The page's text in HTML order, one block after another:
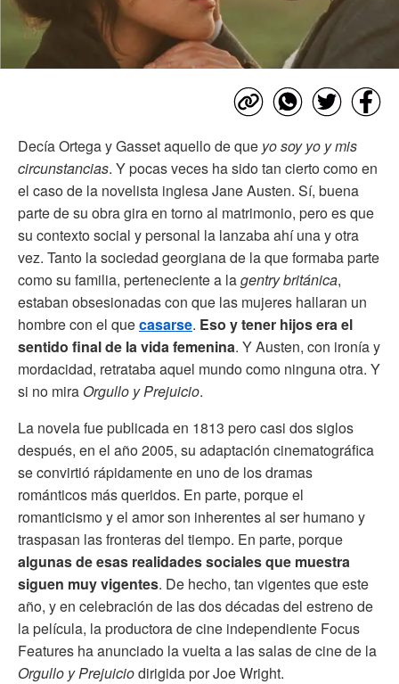
Decía Ortega y Gasset aquello de que yo soy yo y mis
circunstancias. Y pocas veces ha sido tan cierto como en
el caso de la novelista inglesa Jane Austen. Sí, buena
parte de su obra gira en torno al matrimonio, pero es que
su contexto social y personal la lanzaba ahí una y otra
vez. Tanto la sociedad georgiana de la que formaba parte
como su familia, perteneciente a lagentry británica,
estaban obsesionadas con que las mujeres hallaran un
hombre con el quecasarse. Eso y tener hijos era el
sentido final de la vida femenina. Y Austen, con ironía y
mordacidad, retrataba aquel mundo como ninguna otra. Y
si no mira Orgullo y Prejuicio.
La novela fue publicada en 1813 pero casi dos siglos
después, en el año 2005, su adaptación cinematográfica
se convirtió rápidamente en uno de los dramas
románticos más queridos. En parte, porque el
romanticismo y el amor son inherentes al ser humano y
traspasan las fronteras del tiempo. En parte, porque
algunas de esas realidades sociales que muestra
siguen muy vigentes. De hecho, tan vigentes que este
año, y en celebración de las dos décadas del estreno de
la película, la productora de cine independiente Focus
Features ha anunciado la vuelta a las salas de cine de la
Orgullo y Prejuiciodirigida por Joe Wright.